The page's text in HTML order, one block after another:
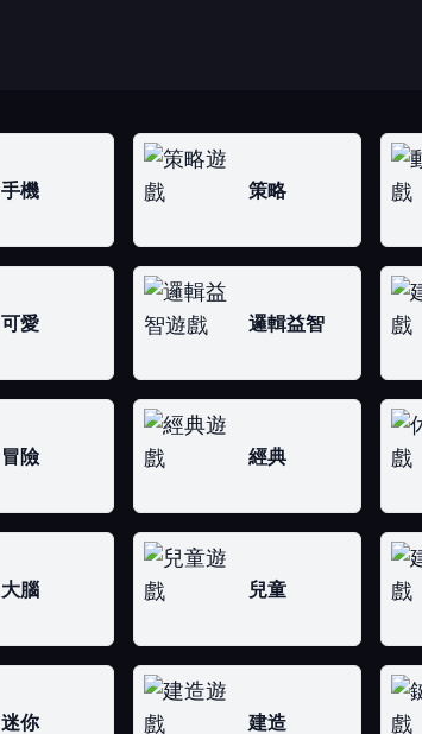
手機 策略
可愛 邏輯益智
冒險 經典
大腦 兒童
迷你 建造